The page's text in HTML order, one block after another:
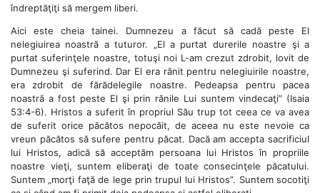
îndreptăţiţi să mergem liberi.
Aici este cheia tainei. Dumnezeu a făcut să cadă peste El
nelegiuirea noastră a tuturor. „El a purtat durerile noastre şi a
purtat suferinţele noastre, totuşi noi L-am crezut zdrobit, lovit de
Dumnezeu şi suferind. Dar El era rănit pentru nelegiuirile noastre,
era zdrobit de fărădelegile noastre. Pedeapsa pentru pacea
noastră a fost peste El şi prin rănile Lui suntem vindecaţi” (Isaia
53:4-6). Hristos a suferit în propriul Său trup tot ceea ce va avea
de suferit orice păcătos nepocăit, de aceea nu este nevoie ca
vreun păcătos să sufere pentru păcat. Dacă am accepta sacrificiul
lui Hristos, adică să acceptăm persoana lui Hristos în propriile
noastre vieţi, suntem eliberaţi de toate consecinţele păcatului.
Suntem „morţi faţă de lege prin trupul lui Hristos”. Suntem socotiţi